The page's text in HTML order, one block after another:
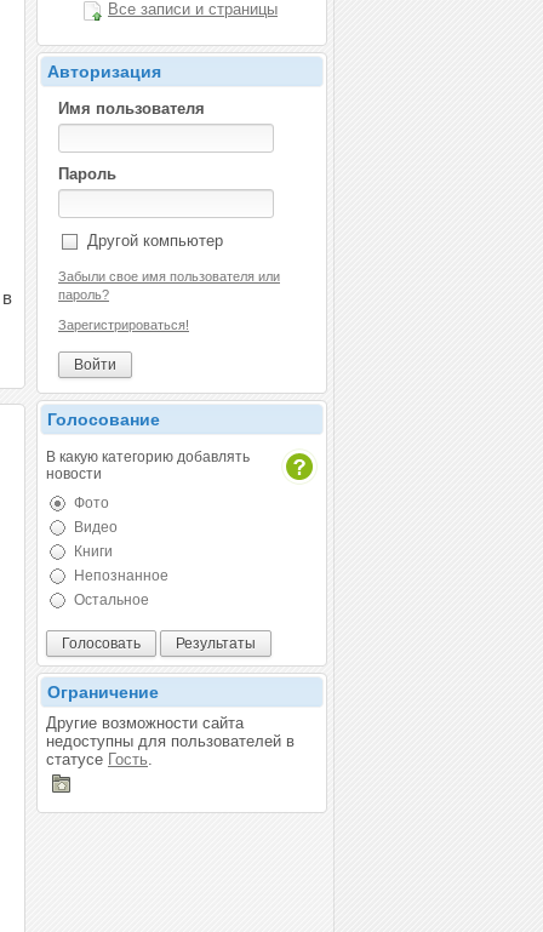
Все записи и страницы
Авторизация
Имя пользователя
Пароль
Другой компьютер
Забыли свое имя пользователя или
пароль?
Зарегистрироваться!
Войти
Голосование
В какую категорию добавлять
новости
Фото
Видео
Книги
Непознанное
Остальное
Ограничение
Другие возможности сайта
недоступны для пользователей в
статусе Гость